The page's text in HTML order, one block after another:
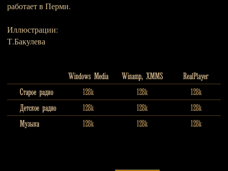
работает в Перми.
Иллюстрации:
Т.Бакулева